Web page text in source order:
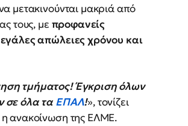
μετακινούνται μακριά από
τους, με προφανείς
απώλειες χρόνου και
τμήματος! Έγκριση όλων
σε όλα ταΕΠΑΛ!», τονίζει
η ανακοίνωση της ΕΛΜΕ.